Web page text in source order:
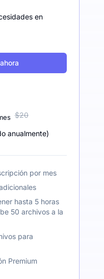
en
$20
anualmente)
por mes
hasta 5 horas
50 archivos a la
para
Premium